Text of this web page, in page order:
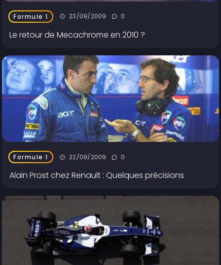
Formule 1 23/09/2009 0
Le retour de Mecachrome en 2010 ?
Formule 1 22/09/2009 0
Alain Prost chez Renault : Quelques précisions